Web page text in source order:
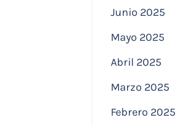
Junio 2025
Mayo 2025
Abril 2025
Marzo 2025
Febrero 2025